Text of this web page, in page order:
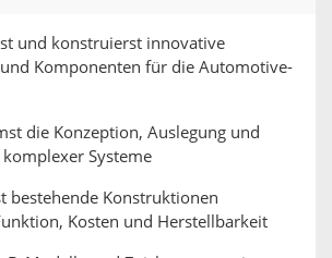
und konstruierst innovative
Komponenten für die Automotive-
die Konzeption, Auslegung und
Systeme
bestehende Konstruktionen
Kosten und Herstellbarkeit